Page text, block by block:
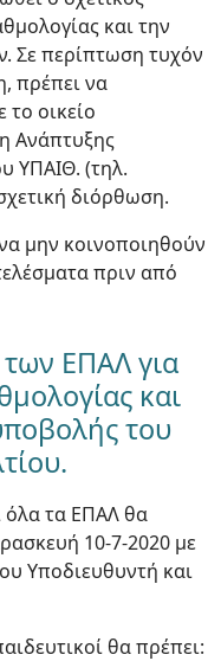
και την
Σε περίπτωση τυχόν
πρέπει να
οικείο
Ανάπτυξης
ΥΠΑΙΘ. (τηλ.
διόρθωση.
μην κοινοποιηθούν
πριν από
των ΕΠΑΛ για
και
του
όλα τα ΕΠΑΛ θα
10-7-2020 με
Υποδιευθυντή και
θα πρέπει: